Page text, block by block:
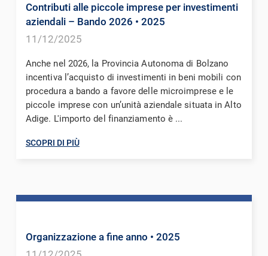
Contributi alle piccole imprese per investimenti
aziendali – Bando 2026 • 2025
11/12/2025
Anche nel 2026, la Provincia Autonoma di Bolzano
incentiva l’acquisto di investimenti in beni mobili con
procedura a bando a favore delle microimprese e le
piccole imprese con un’unità aziendale situata in Alto
Adige. L'importo del finanziamento è ...
SCOPRI DI PIÙ
Organizzazione a fine anno • 2025